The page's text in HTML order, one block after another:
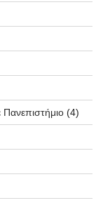
Πανεπιστήμιο (4)